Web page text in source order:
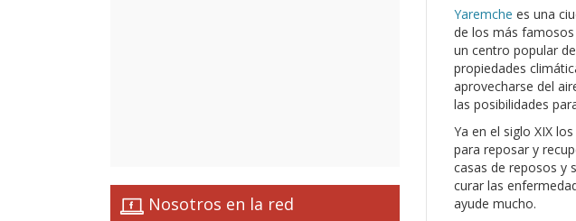
Nosotros en la red
Yaremche es una
de los más
un centro popular
propiedades
aprovecharse del
las posibilidades
Ya en el siglo XIX
para reposar y
casas de reposos y
curar las
ayude mucho.